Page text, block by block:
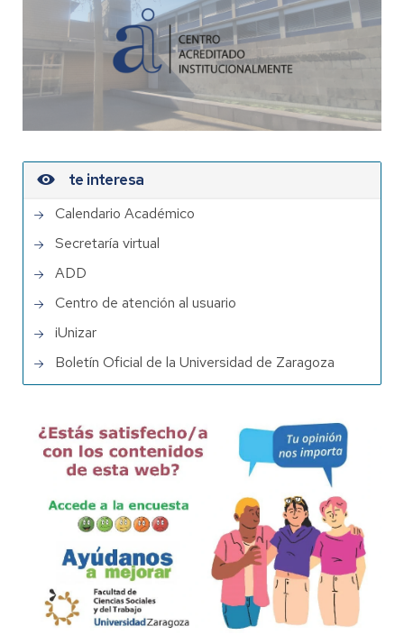
te interesa
Calendario Académico
Secretaría virtual
ADD
Centro de atención al usuario
iUnizar
Boletín Oficial de la Universidad de Zaragoza